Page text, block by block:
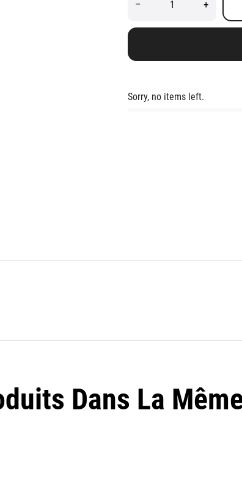
– +
Sorry, no items left.
Dans La